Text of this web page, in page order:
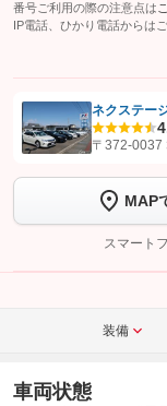
番号ご利用の際の注意点は
IP電話、ひかり電話からは
【STEP1】認証画面でグ
トーク画面で
完了してくだ
ネクステー
〒372-0037
MAP
スマート
装備
車両状態